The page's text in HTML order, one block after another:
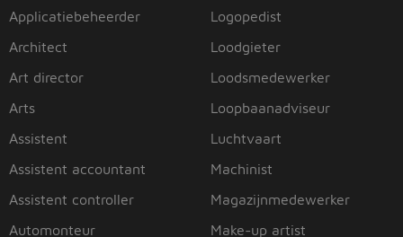
Applicatiebeheerder
Architect
Art director
Arts
Assistent
Assistent accountant
Assistent controller
Automonteur
Logopedist
Loodgieter
Loodsmedewerker
Loopbaanadviseur
Luchtvaart
Machinist
Magazijnmedewerker
Make-up artist